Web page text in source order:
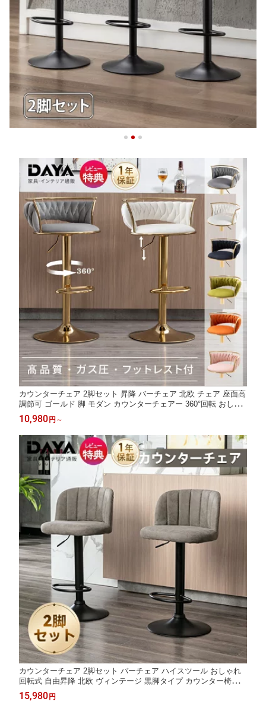
カウンターチェア 2脚セット 昇降 バーチェア 北欧 チェア 座面高
調節可 ゴールド 脚 モダン カウンターチェアー 360°回転 おしゃ
れ 昇降式椅子 高級感 ハイチェア 背もたれ付き 回転 キッチンチ
ェア ベルベット生地 Dayalane
10,980円 ～
カウンターチェア 2脚セット バーチェア ハイスツール おしゃれ
回転式 自由昇降 北欧 ヴィンテージ 黒脚タイプ カウンター椅子
店舗用 チェアー 背もたれ付き カウンターキッチン ダイニングチ
ェア ハイチェア モダン カフェ
15,980円